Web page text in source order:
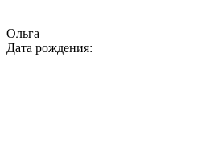
Ольга
Дата рождения: